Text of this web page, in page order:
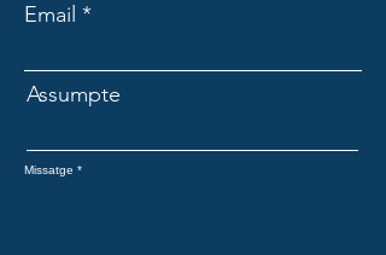
Email
Assumpte
Missatge